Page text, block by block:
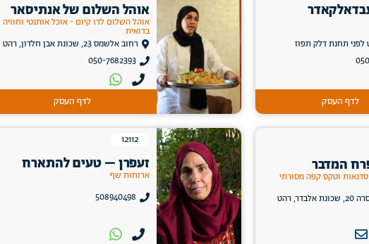
לפני תחנת דלק תפוז
לדף העסק
אוהל השלום של אנתיסאר
אוהל השלום לדו קיום - אוכל אותנטי וחוויה
בדואית
רחוב אלשמס 23, שכונת אבן חלדון, רהט
050-7682393
לדף העסק
המדבר
סדנאות וטקס קפה מסורתי
רהט
12112
זעפרן – טעים להתארח
ארוחות שף
508940498